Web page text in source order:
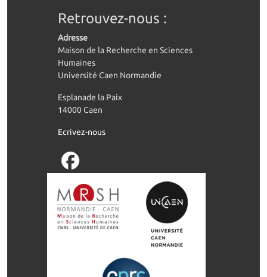
Retrouvez-nous :
Adresse
Maison de la Recherche en Sciences
Humaines
Université Caen Normandie
Esplanade la Paix
14000 Caen
Ecrivez-nous